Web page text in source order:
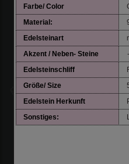
Farbe/ Color
Material:
Edelsteinart
Akzent / Neben- Steine
-
Edelsteinschliff
Größe/ Size
Edelstein Herkunft
Sonstiges: